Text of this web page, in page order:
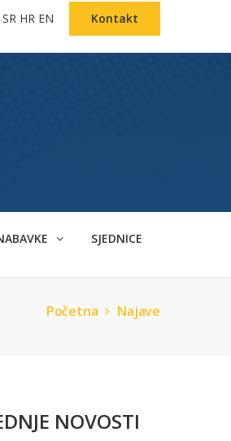
SR HR EN Kontakt
SJEDNICE
Početna Najave
NOVOSTI